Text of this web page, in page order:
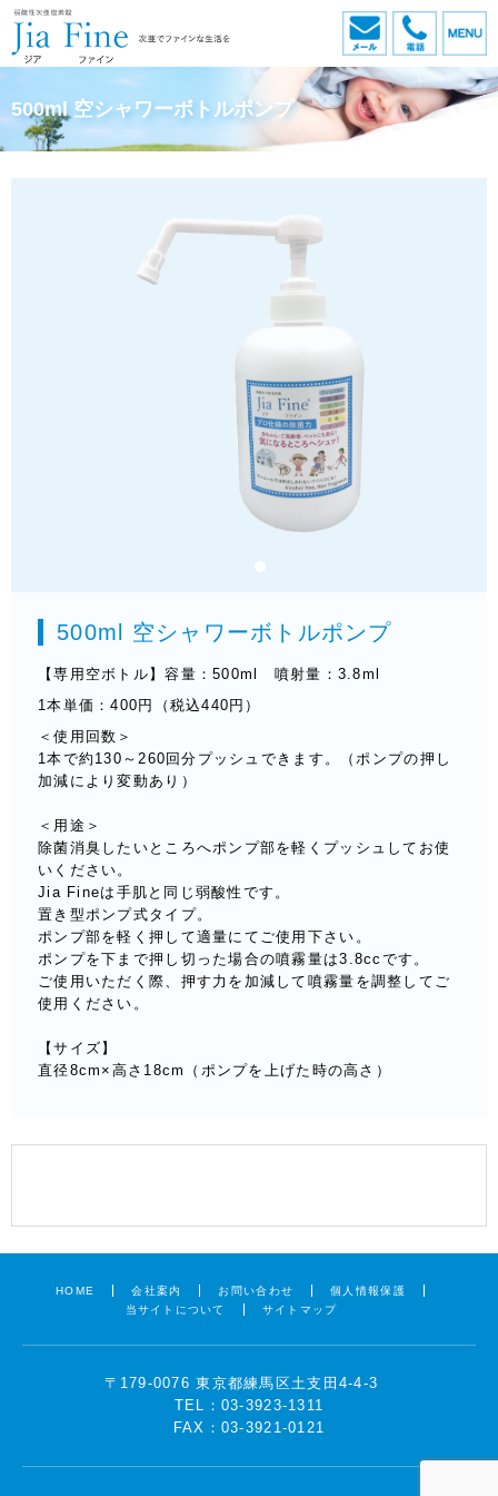
電話
メール
500ml 空シャワーボトルポンプ
500ml 空シャワーボトルポンプ
【専用空ボトル】容量：500ml 噴射量：3.8ml
1本単価：400円（税込440円）
＜使用回数＞
1本で約130～260回分プッシュできます。（ポンプの押し
加減により変動あり）
＜用途＞
除菌消臭したいところへポンプ部を軽くプッシュしてお使
いください。
Jia Fineは手肌と同じ弱酸性です。
置き型ポンプ式タイプ。
ポンプ部を軽く押して適量にてご使用下さい。
ポンプを下まで押し切った場合の噴霧量は3.8ccです。
ご使用いただく際、押す力を加減して噴霧量を調整してご
使用ください。
【サイズ】
直径8cm×高さ18cm（ポンプを上げた時の高さ）
HOME 会社案内 お問い合わせ
個人情報保護
当サイトについて
サイトマップ
〒179-0076 東京都練馬区土支田4-4-3
TEL：03-3923-1311
FAX：03-3921-0121